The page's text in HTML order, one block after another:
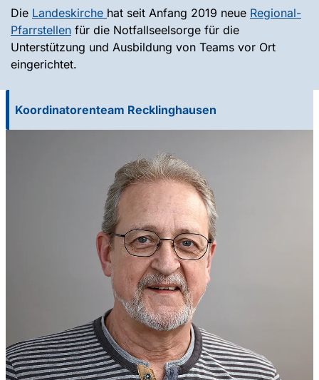
Die Landeskirche hat seit Anfang 2019 neue Regional-
Pfarrstellen für die Notfallseelsorge für die
Unterstützung und Ausbildung von Teams vor Ort
eingerichtet.
Koordinatorenteam Recklinghausen